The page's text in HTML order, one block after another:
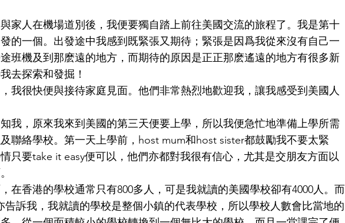
家人在機場道別後，我便要獨自踏上前往美國交流的旅程了。我是第十
的一個。出發途中我感到既緊張又期待；緊張是因爲我從來沒有自己一
班機及到那麽遠的地方，而期待的原因是正正那麽遙遠的地方有很多新
去探索和發掘！
我很快便與接待家庭見面。他們非常熱烈地歡迎我，讓我感受到美國人
我，原來我來到美國的第三天便要上學，所以我便急忙地準備上學所需
聯絡學校。第一天上學前，host mum和host sister都鼓勵我不要太緊
只要take it easy便可以，他們亦都對我很有信心，尤其是交朋友方面以
在香港的學校通常只有800多人，可是我就讀的美國學校卻有4000人。而
告訴我，我就讀的學校是整個小鎮的代表學校，所以學校人數會比當地的